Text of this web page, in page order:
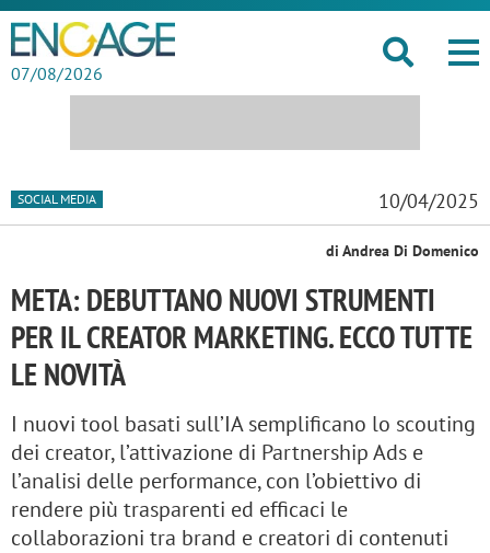
07/08/2026
SOCIAL MEDIA 10/04/2025
di Andrea Di Domenico
META: DEBUTTANO NUOVI STRUMENTI
PER IL CREATOR MARKETING. ECCO TUTTE
LE NOVITÀ
I nuovi tool basati sull’IA semplificano lo scouting
dei creator, l’attivazione di Partnership Ads e
l’analisi delle performance, con l’obiettivo di
rendere più trasparenti ed efficaci le
collaborazioni tra brand e creatori di contenuti